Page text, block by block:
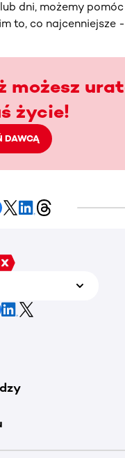
dni, możemy
to, co najcenniejsze
możesz
życie!
DAWCĄ